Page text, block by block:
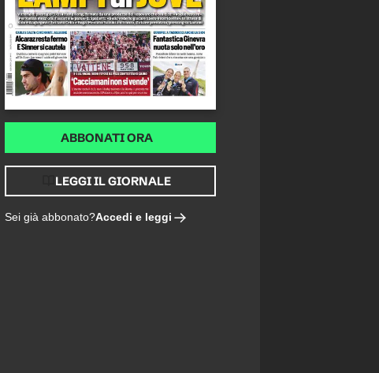
ABBONATI ORA
LEGGI IL GIORNALE
Sei già abbonato?Accedi e leggi